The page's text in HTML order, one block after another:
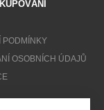
PODMÍNKY
OSOBNÍCH ÚDAJŮ